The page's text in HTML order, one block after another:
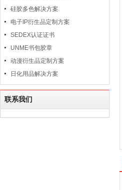
硅胶多色解决方案
电子IP衍生品定制方案
SEDEX认证证书
UNME书包胶章
动漫衍生品定制方案
日化用品解决方案
联系我们